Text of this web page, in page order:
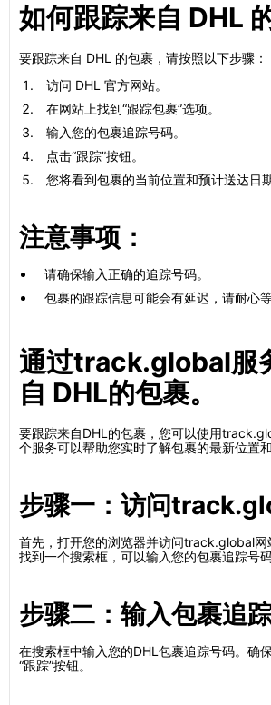
如何跟踪来自 DHL
要跟踪来自 DHL 的包裹，请按照以下步骤：
访问 DHL 官方网站。
在网站上找到“跟踪包裹”选项。
输入您的包裹追踪号码。
点击“跟踪”按钮。
您将看到包裹的当前位置和预计送达日期
注意事项：
请确保输入正确的追踪号码。
包裹的跟踪信息可能会有延迟，请耐心等
通过track.global服
自 DHL的包裹。
要跟踪来自DHL的包裹，您可以使用
个服务可以帮助您实时了解包裹的最新位置和
步骤一：访问
首先，打开您的浏览器并访问track.global网
找到一个搜索框，可以输入您的包裹追踪号码
步骤二：输入包裹追
在搜索框中输入您的DHL包裹追踪号码。确
“跟踪”按钮。